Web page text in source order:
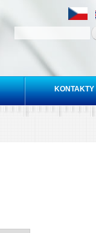
KONTAKTY